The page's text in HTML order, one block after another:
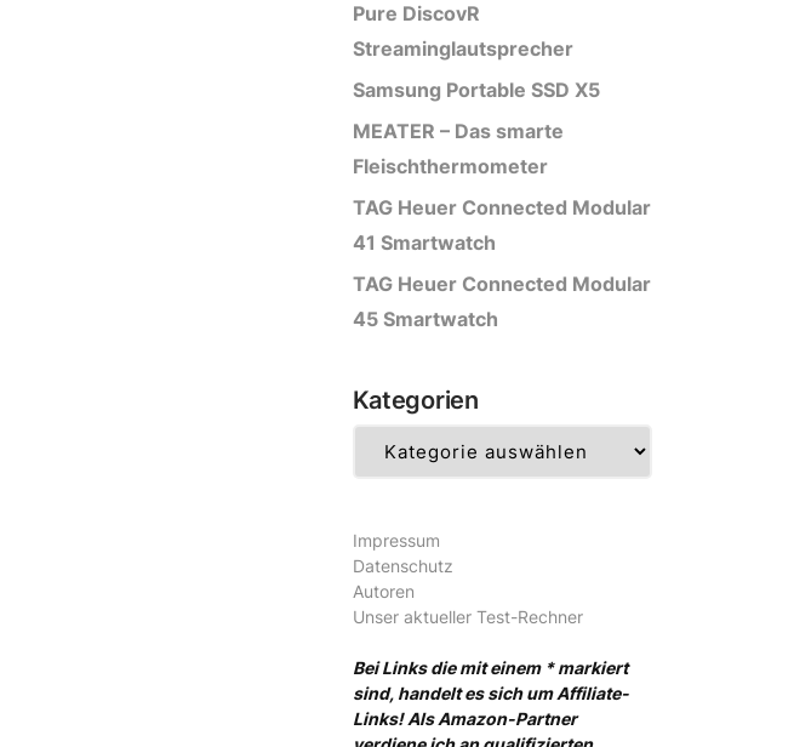
Pure DiscovR
Streaminglautsprecher
Samsung Portable SSD X5
MEATER – Das smarte
Fleischthermometer
TAG Heuer Connected Modular
41 Smartwatch
TAG Heuer Connected Modular
45 Smartwatch
Kategorien
Impressum
Datenschutz
Autoren
Unser aktueller Test-Rechner
Bei Links die mit einem * markiert
sind, handelt es sich um Affiliate-
Links! Als Amazon-Partner